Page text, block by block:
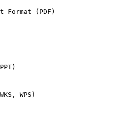
Format (PDF)
WPS)